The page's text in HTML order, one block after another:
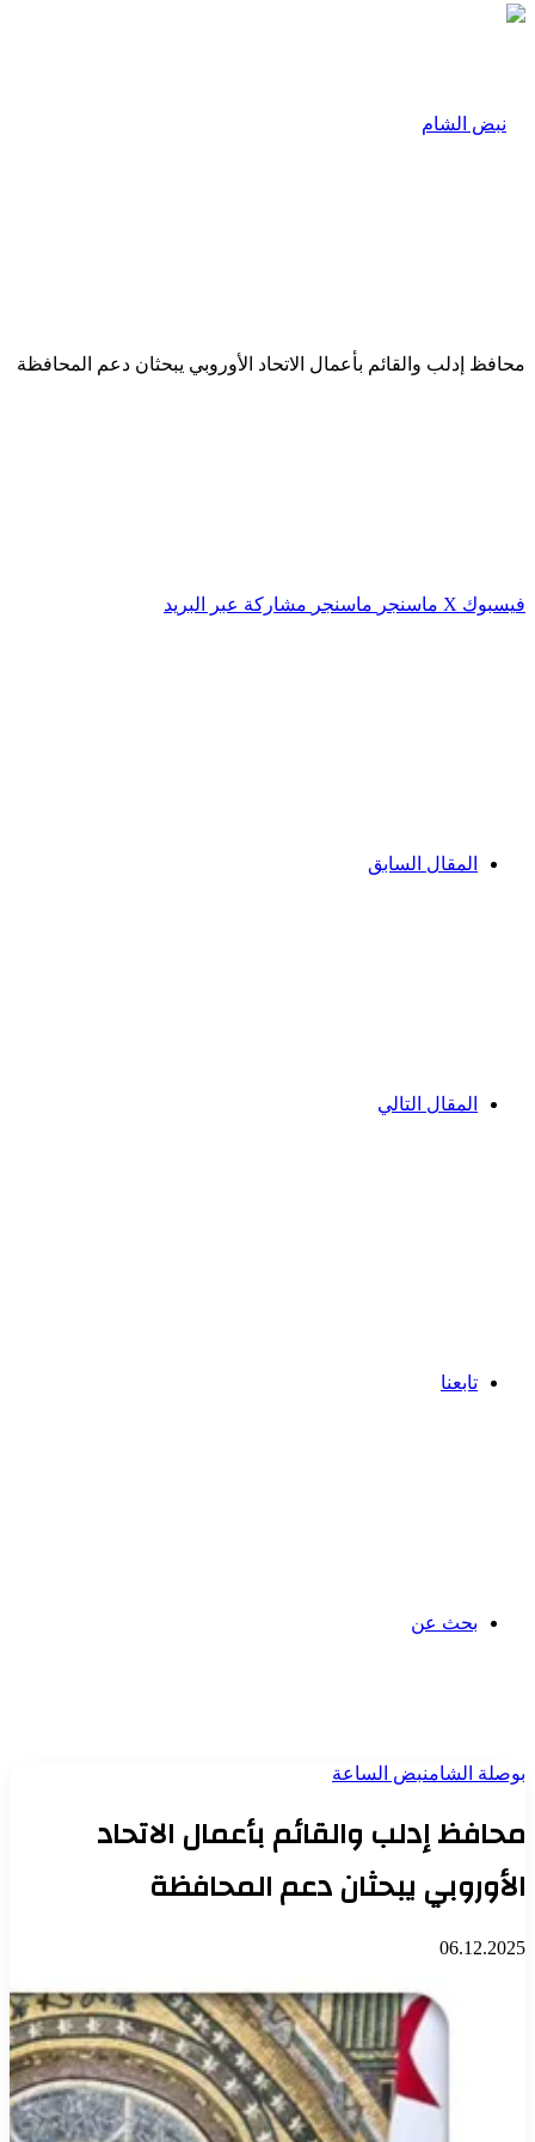
محافظ إدلب والقائم بأعمال الاتحاد الأوروبي يبحثان دعم المحافظة
فيسبوك ‫X ماسنجر ماسنجر مشاركة عبر البريد
المقال السابق
المقال التالي
تابعنا
بحث عن
بوصلة الشامنبض الساعة
محافظ إدلب والقائم بأعمال الاتحاد
الأوروبي يبحثان دعم المحافظة
06.12.2025